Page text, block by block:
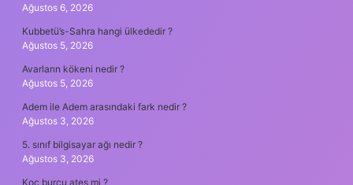
Ağustos 6, 2026
Kubbetü’s-Sahra hangi ülkededir ?
Ağustos 5, 2026
Avarların kökeni nedir ?
Ağustos 5, 2026
Adem ile Adem arasındaki fark nedir ?
Ağustos 3, 2026
5. sınıf bilgisayar ağı nedir ?
Ağustos 3, 2026
Koç burcu ateş mi ?